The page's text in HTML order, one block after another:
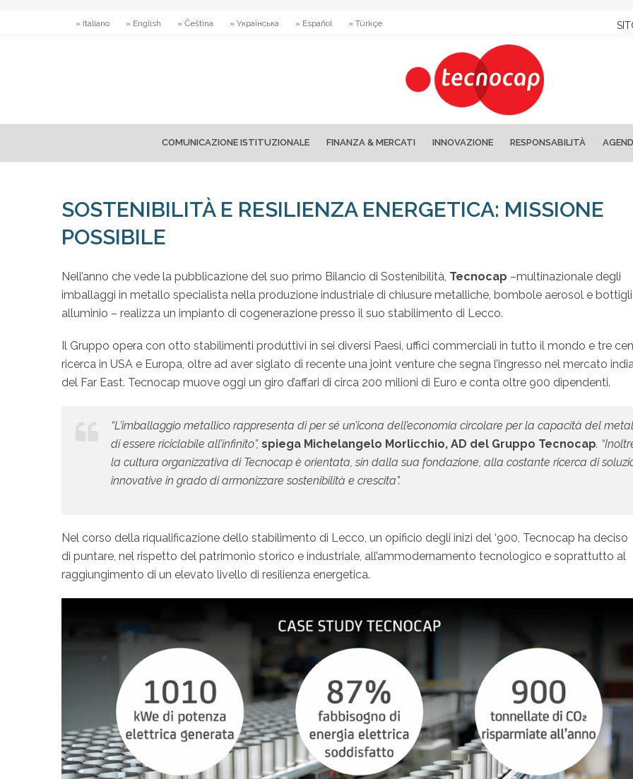
» Italiano » English » Čeština » Українська » Español » Türkçe
COMUNICAZIONE ISTITUZIONALE FINANZA & MERCATI INNOVAZIONE RESPONSABILITÀ
SOSTENIBILITÀ E RESILIENZA ENERGETICA: MISSIONE
POSSIBILE
Nell’anno che vede la pubblicazione del suo primo Bilancio di Sostenibilità, Tecnocap –multinazionale degli
imballaggi in metallo specialista nella produzione industriale di chiusure metalliche, bombole aerosol e
alluminio – realizza un impianto di cogenerazione presso il suo stabilimento di Lecco.
Il Gruppo opera con otto stabilimenti produttivi in sei diversi Paesi, uffici commerciali in tutto il mondo e tre
ricerca in USA e Europa, oltre ad aver siglato di recente una joint venture che segna l’ingresso nel mercato
del Far East. Tecnocap muove oggi un giro d’affari di circa 200 milioni di Euro e conta oltre 900 dipendenti.
“L’imballaggio metallico rappresenta di per sé un’icona dell’economia circolare per la capacità del
di essere riciclabile all’infinito”,spiega Michelangelo Morlicchio, AD del Gruppo Tecnocap.
la cultura organizzativa di Tecnocap è orientata, sin dalla sua fondazione, alla costante ricerca di
innovative in grado di armonizzare sostenibilità e crescita”.
Nel corso della riqualificazione dello stabilimento di Lecco, un opificio degli inizi del ‘900, Tecnocap ha deciso
di puntare, nel rispetto del patrimonio storico e industriale, all’ammodernamento tecnologico e soprattutto al
raggiungimento di un elevato livello di resilienza energetica.